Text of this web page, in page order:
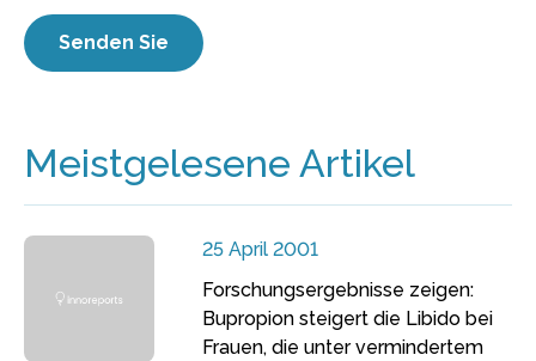
Meistgelesene Artikel
25 April 2001
Forschungsergebnisse zeigen:
Bupropion steigert die Libido bei
Frauen, die unter vermindertem